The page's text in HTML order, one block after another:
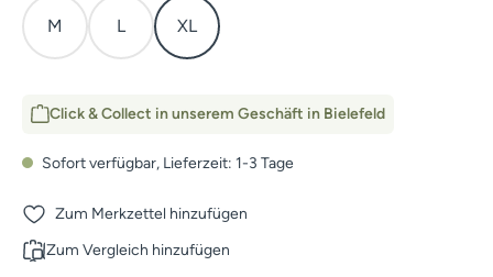
M L XL
Click & Collect in unserem Geschäft in Bielefeld
Sofort verfügbar, Lieferzeit: 1-3 Tage
Zum Merkzettel hinzufügen
Zum Vergleich hinzufügen